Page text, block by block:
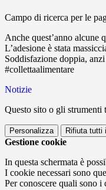
Campo di ricerca per le
Anche quest’anno
L’adesione è stata
Soddisfazione doppia,
#collettaalimentare
Notizie
Questo sito o gli strumenti
Personalizza Rifiuta tutti
Gestione cookie
In questa schermata è
I cookie necessari sono
Per conoscere quali sono i